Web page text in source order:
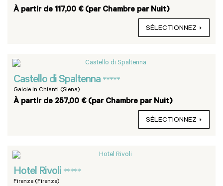
À partir de 117,00 € (par Chambre par Nuit)
SÉLECTIONNEZ
Castello di Spaltenna *****
Gaiole in Chianti (Siena)
À partir de 257,00 € (par Chambre par Nuit)
SÉLECTIONNEZ
Hotel Rivoli *****
Firenze (Firenze)